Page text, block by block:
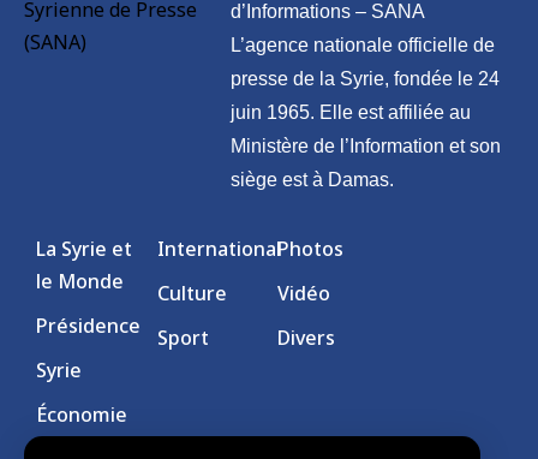
d’Informations – SANA
L’agence nationale officielle de
presse de la Syrie, fondée le 24
juin 1965. Elle est affiliée au
Ministère de l’Information et son
siège est à Damas.
La Syrie et
le Monde
Présidence
Syrie
Économie
International
Culture
Sport
Photos
Vidéo
Divers